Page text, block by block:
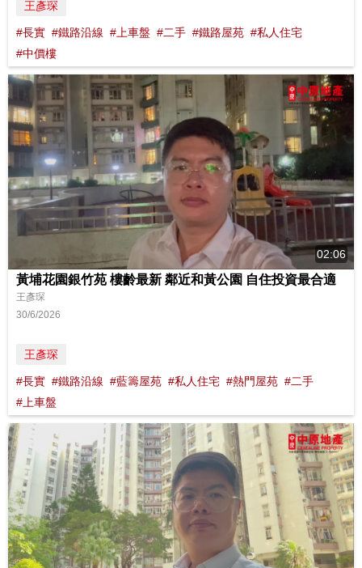
王彥琛
#長實 #鐵路沿線 #上車盤 #二手 #鐵路屋苑 #私人住宅
#中價樓
02:06
黃埔花園銀竹苑 樓齡最新 鄰近和黃公園 自住投資最合適
王彥琛
30/6/2026
王彥琛
#長實 #鐵路沿線 #藍籌屋苑 #私人住宅 #熱門屋苑 #二手
#上車盤